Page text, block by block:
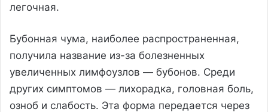
легочная.
Бубонная чума, наиболее распространенная,
получила название из-за болезненных
увеличенных лимфоузлов — бубонов. Среди
других симптомов — лихорадка, головная боль,
озноб и слабость. Эта форма передается через